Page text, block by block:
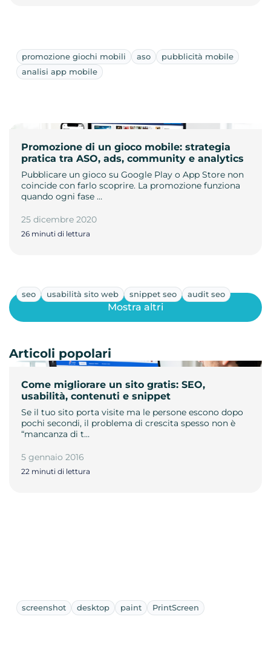
promozione giochi mobili aso
pubblicità mobile
analisi app mobile
Promozione di un gioco mobile: strategia
pratica tra ASO, ads, community e analytics
Pubblicare un gioco su Google Play o App Store non
coincide con farlo scoprire. La promozione funziona
quando ogni fase …
25 dicembre 2020
26 minuti di lettura
seo usabilità sito web snippet seo audit seo
Come migliorare un sito gratis: SEO,
usabilità, contenuti e snippet
Se il tuo sito porta visite ma le persone escono dopo
pochi secondi, il problema di crescita spesso non è
“mancanza di t…
5 gennaio 2016
22 minuti di lettura
Mostra altri
Articoli popolari
screenshot desktop paint PrintScreen